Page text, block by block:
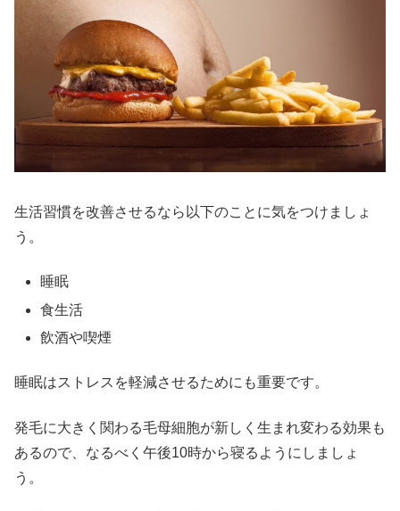
生活習慣を改善させるなら以下のことに気をつけましょ
う。
睡眠
食生活
飲酒や喫煙
睡眠はストレスを軽減させるためにも重要です。
発毛に大きく関わる毛母細胞が新しく生まれ変わる効果も
あるので、なるべく午後10時から寝るようにしましょ
う。